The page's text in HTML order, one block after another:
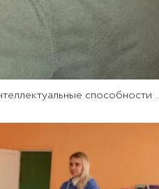
способности .